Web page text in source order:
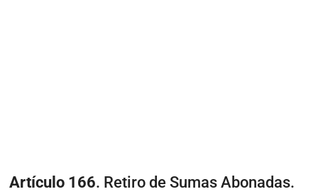
Artículo 166. Retiro de Sumas Abonadas.